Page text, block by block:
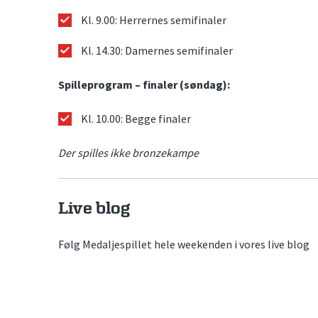
Kl. 9.00: Herrernes semifinaler
Kl. 14.30: Damernes semifinaler
Spilleprogram – finaler (søndag):
Kl. 10.00: Begge finaler
Der spilles ikke bronzekampe
Live blog
Følg Medaljespillet hele weekenden i vores live blog